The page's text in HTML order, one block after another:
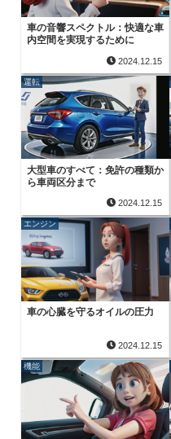
車の音響スペクトル：快適な車
内空間を実現するために
2024.12.15
運転
大型車のすべて：免許の種類か
ら車両区分まで
2024.12.15
エンジン
車の心臓を守るオイルの圧力
2024.12.15
機能